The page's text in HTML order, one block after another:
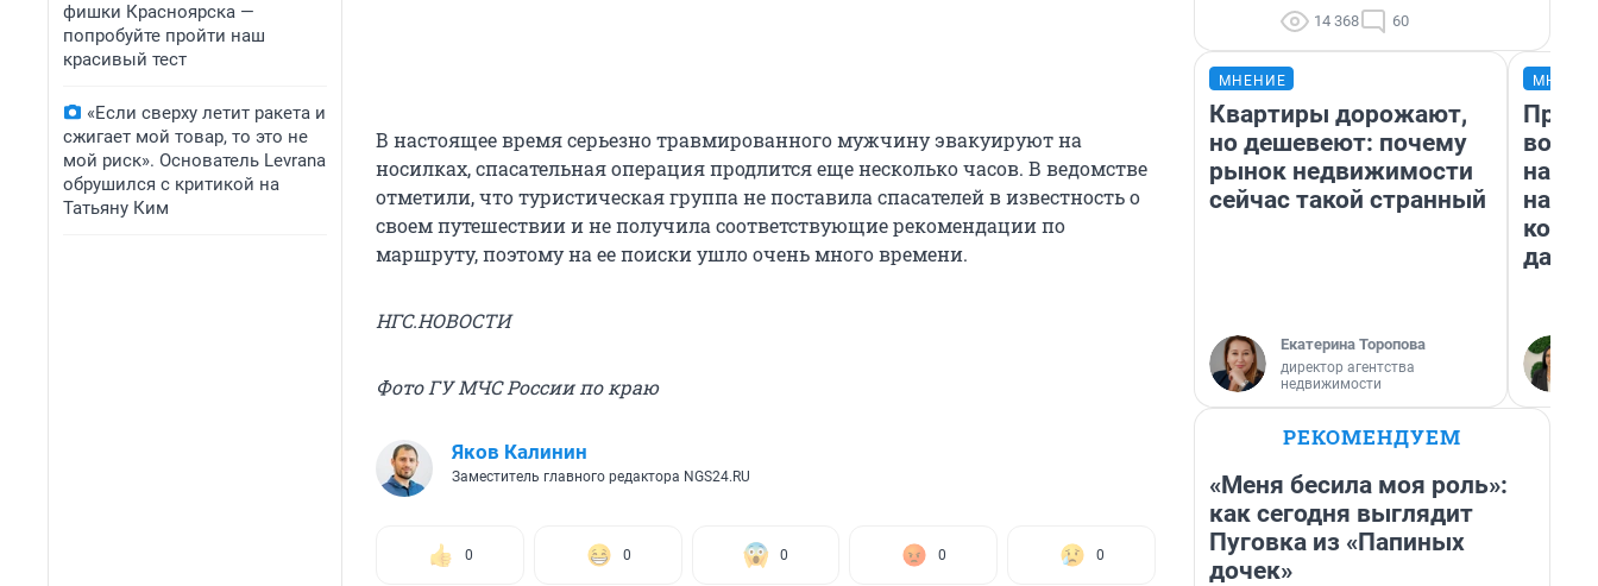
фишки Красноярска —
попробуйте пройти наш
красивый тест
«Если сверху летит ракета и
сжигает мой товар, то это не
мой риск». Основатель Levrana
обрушился с критикой на
Татьяну Ким
В настоящее время серьезно травмированного мужчину эвакуируют на
носилках, спасательная операция продлится еще несколько часов. В ведомстве
отметили, что туристическая группа не поставила спасателей в известность о
своем путешествии и не получила соответствующие рекомендации по
маршруту, поэтому на ее поиски ушло очень много времени.
НГС.НОВОСТИ
Фото ГУ МЧС России по краю
Яков Калинин
Заместитель главного редактора NGS24.RU
0 0 0 0 0
14 368 60
МНЕНИЕ
Квартиры дорожают,
но дешевеют: почему
рынок недвижимости
сейчас такой странный
Екатерина Торопова
директор агентства
недвижимости
нам
даже
РЕКОМЕНДУЕМ
«Меня бесила моя роль»:
как сегодня выглядит
Пуговка из «Папиных
дочек»